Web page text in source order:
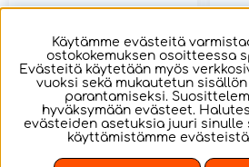
OSTA!
€14.25
Käytämme evästeitä
ostokokemuksen osoitteessa
Evästeitä käytetään myös
vuoksi sekä mukautetun
parantamiseksi.
hyväksymään evästeet.
evästeiden asetuksia juuri sinulle
käyttämistämme